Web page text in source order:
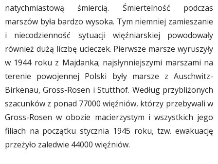
natychmiastową śmiercią. Śmiertelność podczas
marszów była bardzo wysoka. Tym niemniej zamieszanie
i niecodzienność sytuacji więźniarskiej powodowały
również dużą liczbę ucieczek. Pierwsze marsze wyruszyły
w 1944 roku z Majdanka; najsłynniejszymi marszami na
terenie powojennej Polski były marsze z Auschwitz-
Birkenau, Gross-Rosen i Stutthof. Według przybliżonych
szacunków z ponad 77000 więźniów, którzy przebywali w
Gross-Rosen w obozie macierzystym i wszystkich jego
filiach na początku stycznia 1945 roku, tzw. ewakuację
przeżyło zaledwie 44000 więźniów.